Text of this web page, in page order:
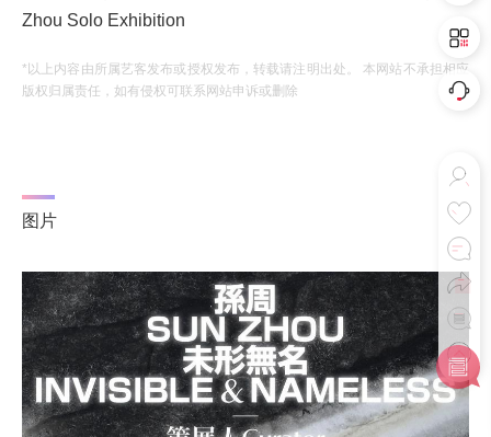
Zhou Solo Exhibition
*以上内容由所属艺客发布或授权发布，转载请注明出处。 本网站不承担相应
版权归属责任，如有侵权可联系网站申诉或删除
图片